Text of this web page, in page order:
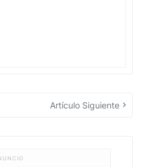
Artículo Siguiente